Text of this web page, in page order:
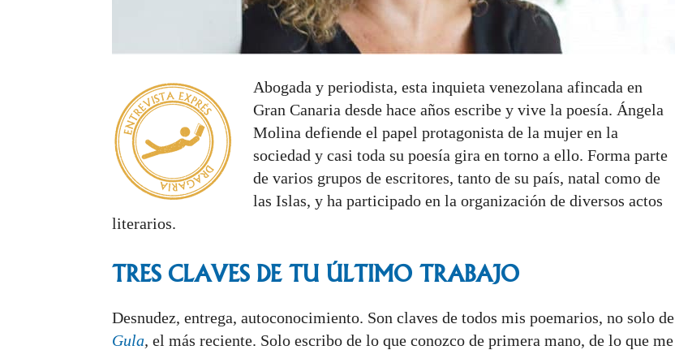
Abogada y periodista, esta inquieta venezolana afincada en
Gran Canaria desde hace años escribe y vive la poesía. Ángela
Molina defiende el papel protagonista de la mujer en la
sociedad y casi toda su poesía gira en torno a ello. Forma parte
de varios grupos de escritores, tanto de su país, natal como de
las Islas, y ha participado en la organización de diversos actos
literarios.
TRES CLAVES DE TU ÚLTIMO TRABAJO
Desnudez, entrega, autoconocimiento. Son claves de todos mis poemarios, no solo de
Gula, el más reciente. Solo escribo de lo que conozco de primera mano, de lo que me